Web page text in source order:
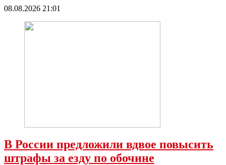
08.08.2026 21:01
В России предложили вдвое повысить
штрафы за езду по обочине